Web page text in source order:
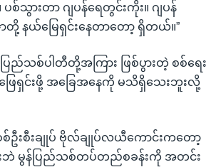
ပစ်သွားတာ ဂျပန်ရေတွင်းကိုး။ ဂျပန်
တို့ နယ်မြေရှင်းနေတာတော့ ရှိတယ်။”
ပြည်သစ်ပါတီတို့အကြား ဖြစ်ပွားတဲ့ စစ်ရေး
ေရှင်းဖို့ အခြေအနေကို မသိရှိသေးဘူးလို့
ဦးစီးချုပ် ဗိုလ်ချုပ်လယီကောင်းကတော့
းဘဲ မွန်ပြည်သစ်တပ်တည်စခန်းကို အတင်း